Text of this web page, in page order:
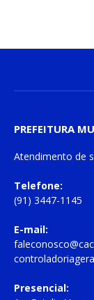
PREFEITURA
Atendimento de
Telefone:
(91) 3447-1145
E-mail:
Presencial: